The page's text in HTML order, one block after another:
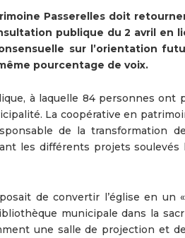
Passerelles doit
publique du 2 avril en
sur l’orientation
pourcentage de voix.
à laquelle 84 personnes ont
La coopérative en
de la transformation
les différents projets
de convertir l’église en un
municipale dans la
une salle de projection et